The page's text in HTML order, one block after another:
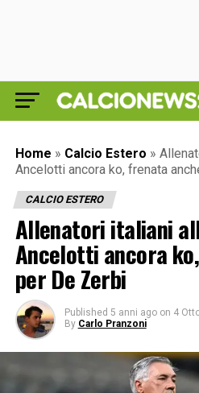
Home » Calcio Estero »
Ancelotti ancora ko, frenata
CALCIO ESTERO
Allenatori italiani
Ancelotti ancora
per De Zerbi
Published 5 anni ago on 4
By Carlo Pranzoni